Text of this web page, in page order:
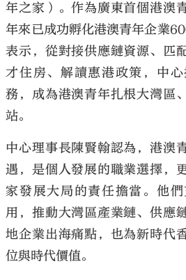
年之家）。作為廣東首個港澳
年來已成功孵化港澳青年企業
表示，從對接供應鏈資源、匹
才住房、解讀惠港政策，中
務，成為港澳青年扎根大灣區
站。
中心理事長陳賢翰認為，港澳
遇，是個人發展的職業選擇，
家發展大局的責任擔當。他
用，推動大灣區產業鏈、供應
地企業出海痛點，也為新時代
位與時代價值。